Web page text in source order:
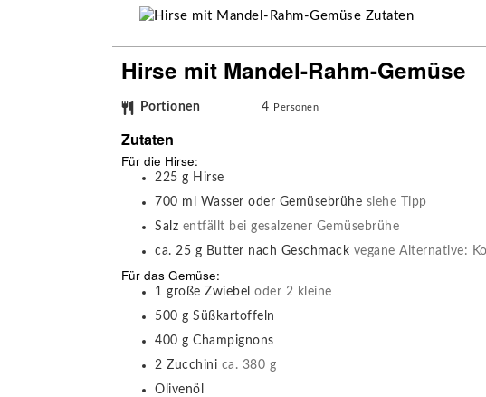
Hirse mit Mandel-Rahm-Gemüse
Portionen 4 Personen
Zutaten
Für die Hirse:
225 g Hirse
700 ml Wasser oder Gemüsebrühe siehe Tipp
Salz entfällt bei gesalzener Gemüsebrühe
ca. 25 g Butter nach Geschmack vegane Alternative:
Für das Gemüse:
1 große Zwiebel oder 2 kleine
500 g Süßkartoffeln
400 g Champignons
2 Zucchini ca. 380 g
Olivenöl